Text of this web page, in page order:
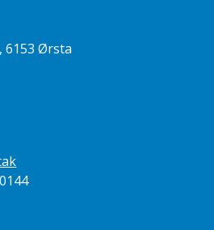
6153 Ørsta